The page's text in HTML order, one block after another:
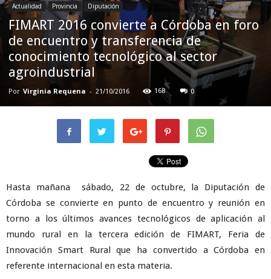
Actualidad Provincia Diputación
FIMART 2016 convierte a Córdoba en foro
de encuentro y transferencia de
conocimiento tecnológico al sector
agroindustrial
Por Virginia Requena - 21/10/2016 168 0
Hasta mañana sábado, 22 de octubre, la Diputación de
Córdoba se convierte en punto de encuentro y reunión en
torno a los últimos avances tecnológicos de aplicación al
mundo rural en la tercera edición de FIMART, Feria de
Innovación Smart Rural que ha convertido a Córdoba en
referente internacional en esta materia.